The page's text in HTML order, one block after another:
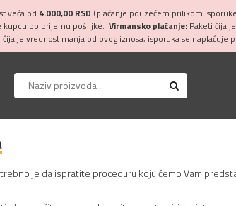
veća od 4.000,00 RSD (plaćanje pouzećem prilikom
kupcu po prijemu pošiljke. Virmansko plaćanje:Paketi čija
čija je vrednost manja od ovog iznosa, isporuka se
je da ispratite proceduru koju ćemo Vam